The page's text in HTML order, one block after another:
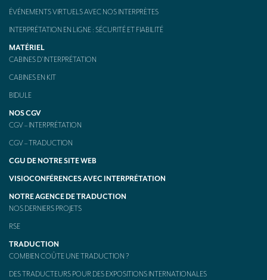
ÉVÉNEMENTS VIRTUELS AVEC NOS INTERPRÈTES
INTERPRÉTATION EN LIGNE : SÉCURITÉ ET FIABILITÉ
MATÉRIEL
CABINES D’INTERPRÉTATION
CABINES EN KIT
BIDULE
NOS CGV
CGV – INTERPRÉTATION
CGV – TRADUCTION
CGU DE NOTRE SITE WEB
VISIOCONFÉRENCES AVEC INTERPRÉTATION
NOTRE AGENCE DE TRADUCTION
NOS DERNIERS PROJETS
RSE
TRADUCTION
COMBIEN COÛTE UNE TRADUCTION ?
DES TRADUCTEURS POUR DES EXPOSITIONS INTERNATIONALES